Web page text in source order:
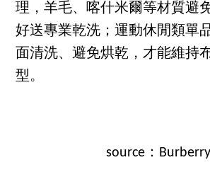
理，羊毛、喀什米爾等材質避
好送專業乾洗；運動休閒類單
面清洗、避免烘乾，才能維持
型。
source：Burberry